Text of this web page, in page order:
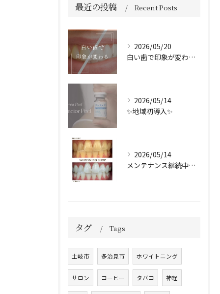
最近の投稿 Recent Posts
2026/05/20
白い歯で印象が変わる🦷✨️
2026/05/14
✨地域初導入✨
2026/05/14
メンテナンス継続中のお客様🤍
タグ Tags
土岐市 多治見市 ホワイトニング
サロン コーヒー タバコ 神経